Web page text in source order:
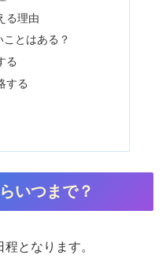
る理由
とはある？
る
する
いつまで？
となります。